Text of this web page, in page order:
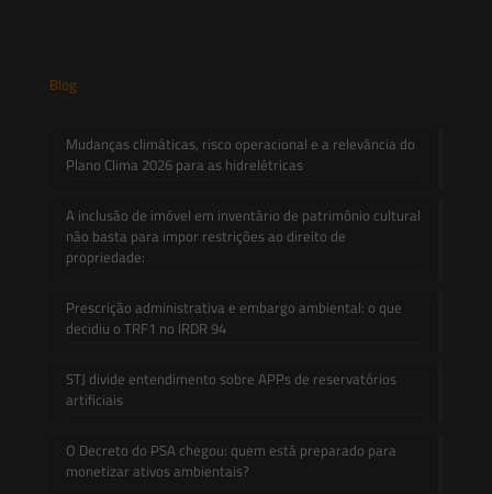
Blog
Mudanças climáticas, risco operacional e a relevância do
Plano Clima 2026 para as hidrelétricas
A inclusão de imóvel em inventário de patrimônio cultural
não basta para impor restrições ao direito de
propriedade:
Prescrição administrativa e embargo ambiental: o que
decidiu o TRF1 no IRDR 94
STJ divide entendimento sobre APPs de reservatórios
artificiais
O Decreto do PSA chegou: quem está preparado para
monetizar ativos ambientais?